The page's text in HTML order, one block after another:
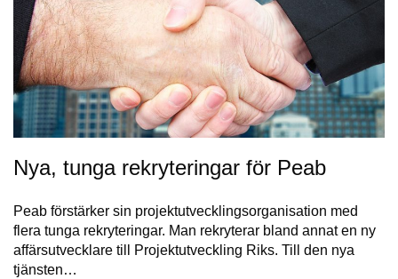
Nya, tunga rekryteringar för Peab
Peab förstärker sin projektutvecklingsorganisation med
flera tunga rekryteringar. Man rekryterar bland annat en ny
affärsutvecklare till Projektutveckling Riks. Till den nya
tjänsten…